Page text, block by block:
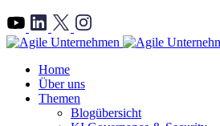
">
Home
Über uns
Themen
Blogübersicht